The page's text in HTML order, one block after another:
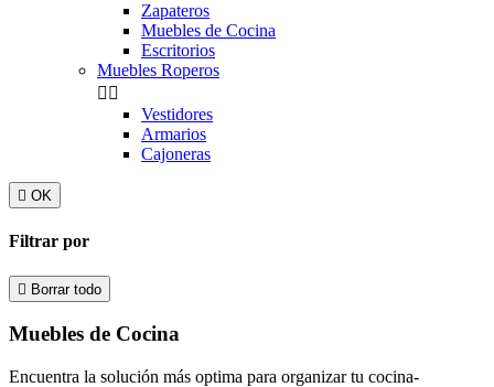
Zapateros
Muebles de Cocina
Escritorios
Muebles Roperos
 
Vestidores
Armarios
Cajoneras
 OK
Filtrar por
 Borrar todo
Muebles de Cocina
Encuentra la solución más optima para organizar tu cocina-